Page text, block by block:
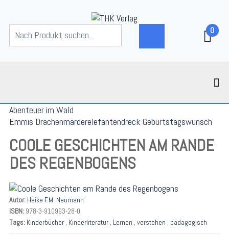
0
Abenteuer im Wald
Emmis Drachenmarderelefantendreck Geburtstagswunsch
COOLE GESCHICHTEN AM RANDE
DES REGENBOGENS
Autor: Heike F.M. Neumann
ISBN: 978-3-910993-28-0
Tags: Kinderbücher , Kinderliteratur , Lernen , verstehen , pädagogisch